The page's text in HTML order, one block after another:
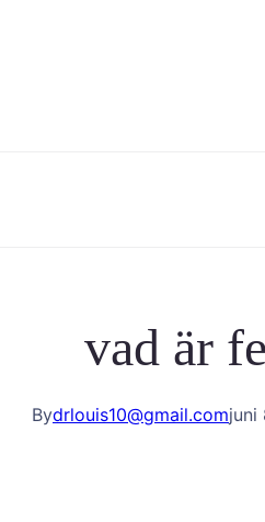
vad är
Bydrlouis10@gmail.comjuni